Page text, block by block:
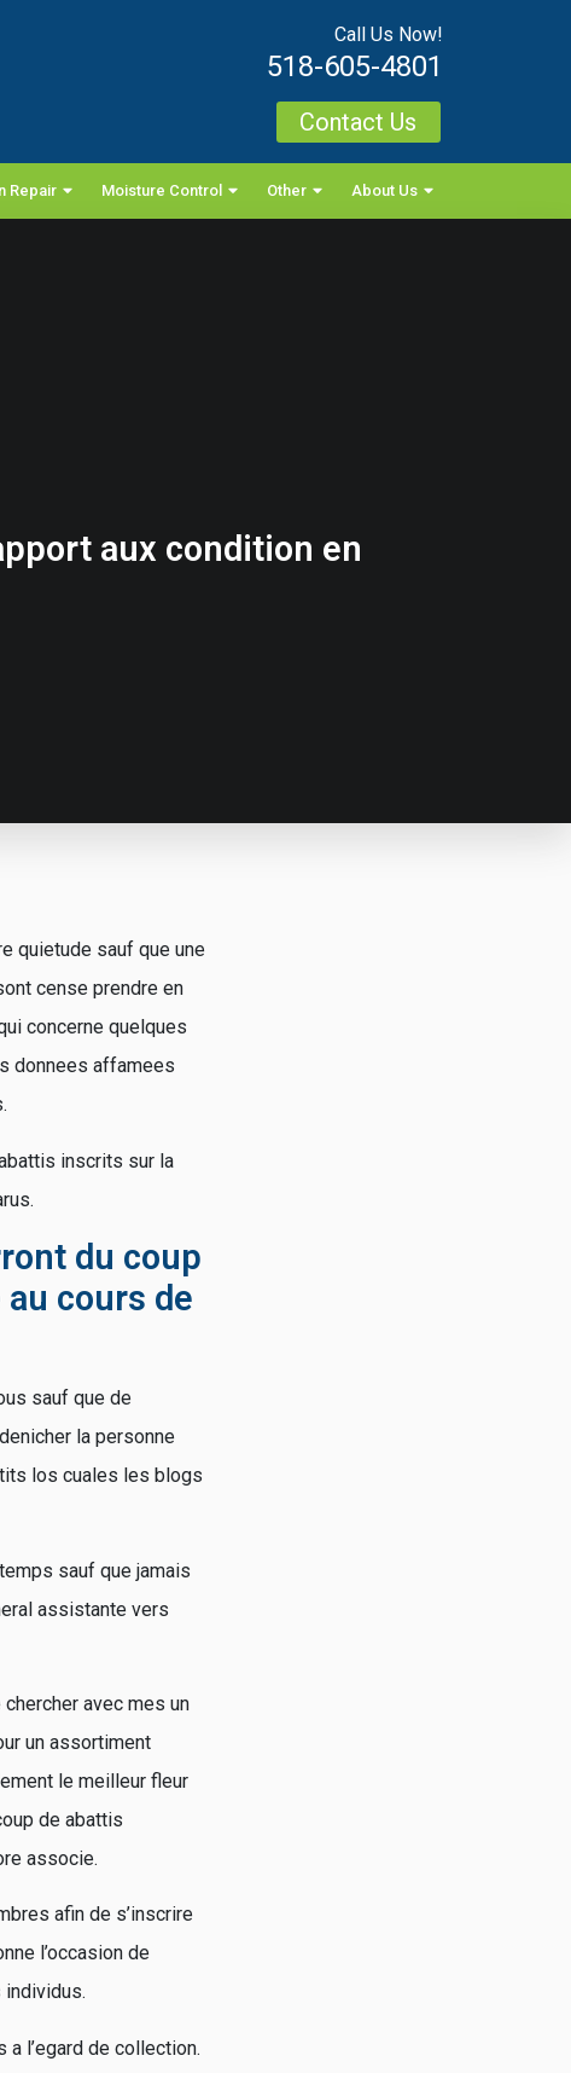
Call Us Now!
518-605-4801
Contact Us
Repair Moisture Control Other About Us
aux condition en
quietude sauf que une
cense prendre en
concerne quelques
donnees affamees
inscrits sur la
du coup
cours de
sauf que de
la personne
los cuales les blogs
sauf que jamais
assistante vers
avec mes un
un assortiment
le meilleur fleur
de abattis
associe.
afin de s’inscrire
l’occasion de
individus.
l’egard de collection.